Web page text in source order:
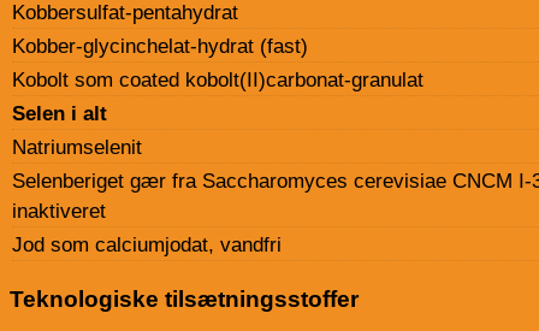
Kobbersulfat-pentahydrat
Kobber-glycinchelat-hydrat (fast)
Kobolt som coated kobolt(II)carbonat-granulat
Selen i alt
Natriumselenit
Selenberiget gær fra Saccharomyces cerevisiae CNCM I-
inaktiveret
Jod som calciumjodat, vandfri
Teknologiske tilsætningsstoffer